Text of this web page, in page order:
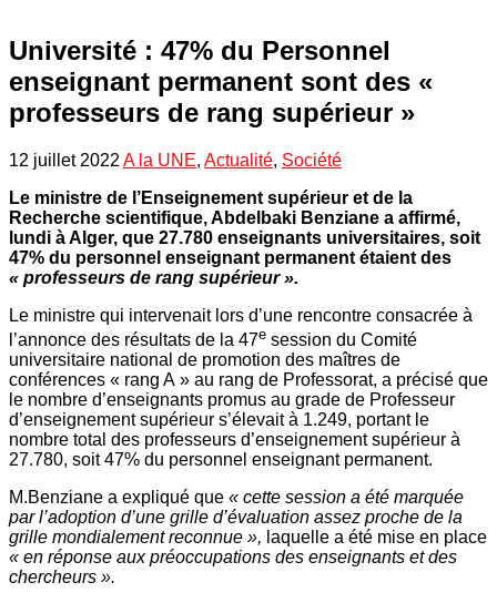
Université : 47% du Personnel
enseignant permanent sont des «
professeurs de rang supérieur »
12 juillet 2022 A la UNE, Actualité, Société
Le ministre de l’Enseignement supérieur et de la
Recherche scientifique, Abdelbaki Benziane a affirmé,
lundi à Alger, que 27.780 enseignants universitaires, soit
47% du personnel enseignant permanent étaient des
« professeurs de rang supérieur ».
Le ministre qui intervenait lors d’une rencontre consacrée à
l’annonce des résultats de la 47e session du Comité
universitaire national de promotion des maîtres de
conférences « rang A » au rang de Professorat, a précisé que
le nombre d’enseignants promus au grade de Professeur
d’enseignement supérieur s’élevait à 1.249, portant le
nombre total des professeurs d’enseignement supérieur à
27.780, soit 47% du personnel enseignant permanent.
M.Benziane a expliqué que « cette session a été marquée
par l’adoption d’une grille d’évaluation assez proche de la
grille mondialement reconnue », laquelle a été mise en place
« en réponse aux préoccupations des enseignants et des
chercheurs ».